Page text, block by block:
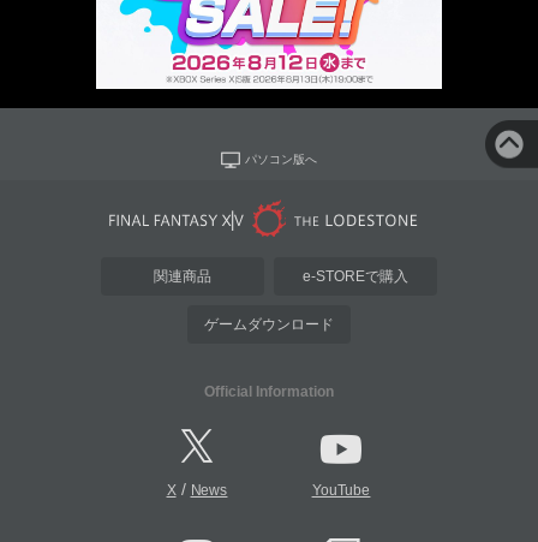
パソコン版へ
関連商品 e-STOREで購入
ゲームダウンロード
Official Information
X/ News YouTube